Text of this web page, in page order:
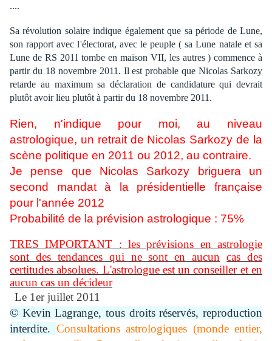
....
Sa révolution solaire indique également que sa période de Lune,
son rapport avec l'électorat, avec le peuple ( sa Lune natale et sa
Lune de RS 2011 tombe en maison VII, les autres ) commence à
partir du 18 novembre 2011. Il est probable que Nicolas Sarkozy
retarde au maximum sa déclaration de candidature qui devrait
plutôt avoir lieu plutôt à partir du 18 novembre 2011.
Rien, n'indique pour moi, au niveau
astrologique, un retrait de Nicolas Sarkozy de la
scène politique en 2011 ou 2012, au contraire.
Je pense que Nicolas Sarkozy briguera un
second mandat à la présidentielle française
pour l'année 2012
Probabilité de la prévision astrologique : 75%
TRES IMPORTANT : les prévisions en astrologie
sont des tendances qui ne sont en aucun cas des
certitudes absolues. L'astrologue est un conseiller et en
aucun cas un décideur
Le 1er juillet 2011
© Kevin Lagrange, tous droits réservés, reproduction
interdite. Consultations astrologiques (monde entier,